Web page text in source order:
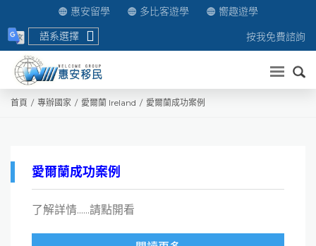
惠安留學 多比客遊學
嚮趣遊學
語系選擇
按我免費諮詢
送出
首頁 專辦國家 愛爾蘭 Ireland 愛爾蘭成功案例
愛爾蘭成功案例
了解詳情......請點開看